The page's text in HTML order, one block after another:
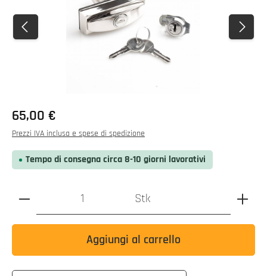
Prezzo normale:
65,00 €
Prezzi IVA inclusa e spese di spedizione
Tempo di consegna circa 8-10 giorni lavorativi
Quantità del prodotto: inserire il valore desiderato o
Stk
Aggiungi al carrello